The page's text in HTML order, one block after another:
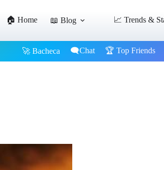
🏠 Home 📖 Blog 📈 Trends &
🚀 Bacheca 🗨️Chat 🏆 Top Friends